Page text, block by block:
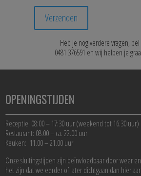
Heb je nog verdere vragen, bel
0481 376591 en wij helpen je
OPENINGSTIJDEN
Receptie: 08:00 – 17:30 uur (weekend tot 16.30 uur)
Restaurant: 08.00 – ca. 22.00 uur
Keuken: 11.00 – 21.00 uur
Onze sluitingstijden zijn beïnvloedbaar door weer
het zijn dat we eerder of later dichtgaan dan hier